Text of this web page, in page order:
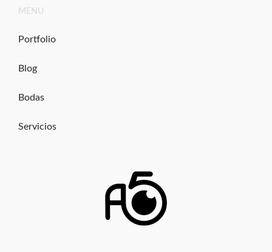
contenido
MENU
Portfolio
Blog
Bodas
Servicios